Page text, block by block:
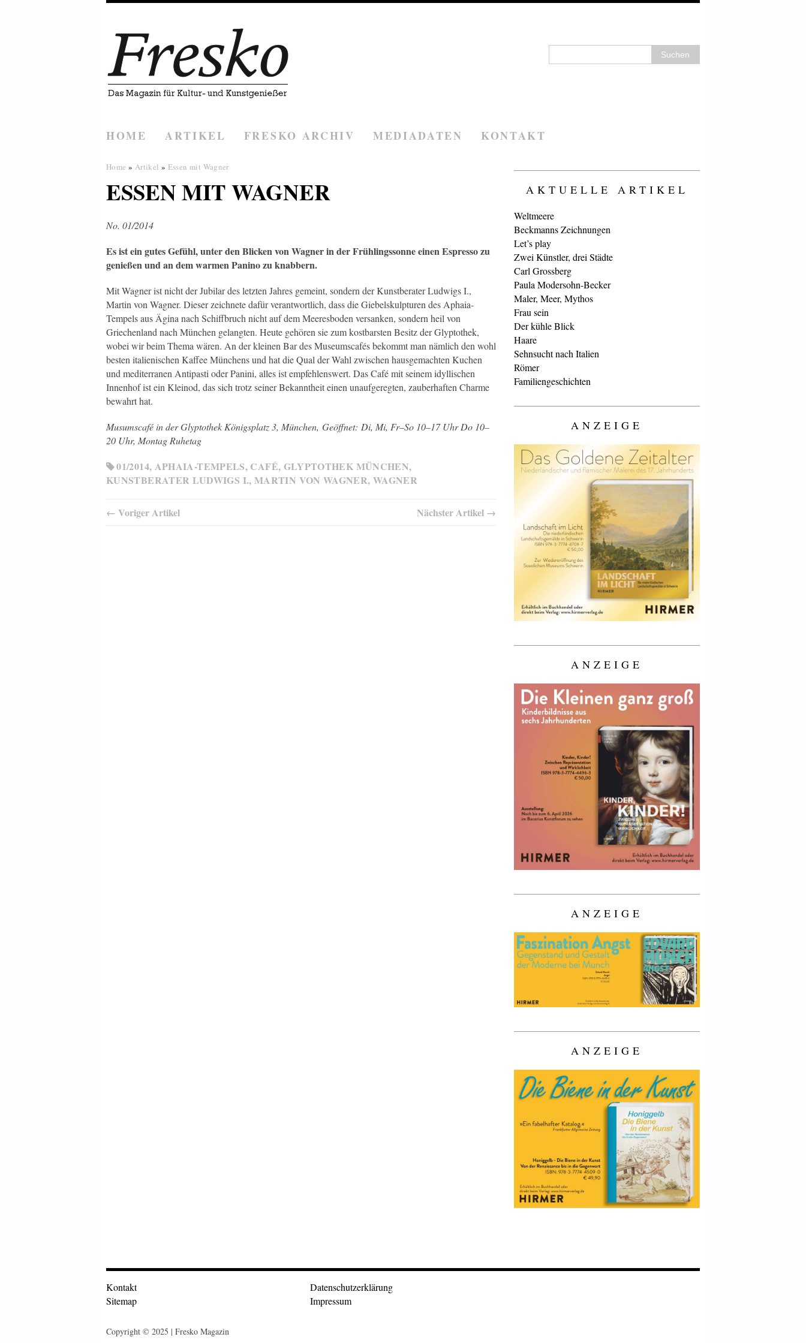
HOME ARTIKEL FRESKO ARCHIV MEDIADATEN KONTAKT
Home » Artikel » Essen mit Wagner
ESSEN MIT WAGNER
No. 01/2014
Es ist ein gutes Gefühl, unter den Blicken von Wagner in der Frühlingssonne einen Espresso zu
genießen und an dem warmen Panino zu knabbern.
Mit Wagner ist nicht der Jubilar des letzten Jahres gemeint, sondern der Kunstberater Ludwigs I.,
Martin von Wagner. Dieser zeichnete dafür verantwortlich, dass die Giebelskulpturen des Aphaia-
Tempels aus Ägina nach Schiffbruch nicht auf dem Meeresboden versanken, sondern heil von
Griechenland nach München gelangten. Heute gehören sie zum kostbarsten Besitz der Glyptothek,
wobei wir beim Thema wären. An der kleinen Bar des Museumscafés bekommt man nämlich den wohl
besten italienischen Kaffee Münchens und hat die Qual der Wahl zwischen hausgemachten Kuchen
und mediterranen Antipasti oder Panini, alles ist empfehlenswert. Das Café mit seinem idyllischen
Innenhof ist ein Kleinod, das sich trotz seiner Bekanntheit einen unaufgeregten, zauberhaften Charme
bewahrt hat.
Musumscafé in der Glyptothek Königsplatz 3, München, Geöffnet: Di, Mi, Fr–So 10–17 Uhr Do 10–
20 Uhr, Montag Ruhetag
01/2014, APHAIA-TEMPELS, CAFÉ, GLYPTOTHEK MÜNCHEN,
KUNSTBERATER LUDWIGS I.,MARTIN VON WAGNER, WAGNER
← Voriger Artikel Nächster Artikel →
AKTUELLE ARTIKEL
Weltmeere
Beckmanns Zeichnungen
Let’s play
Zwei Künstler, drei Städte
Carl Grossberg
Paula Modersohn-Becker
Maler, Meer, Mythos
Frau sein
Der kühle Blick
Haare
Sehnsucht nach Italien
Römer
Familiengeschichten
ANZEIGE
ANZEIGE
ANZEIGE
ANZEIGE
Kontakt
Sitemap
Datenschutzerklärung
Impressum
Copyright © 2025 | Fresko Magazin